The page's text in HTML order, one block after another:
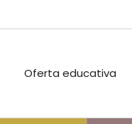
Oferta educativa